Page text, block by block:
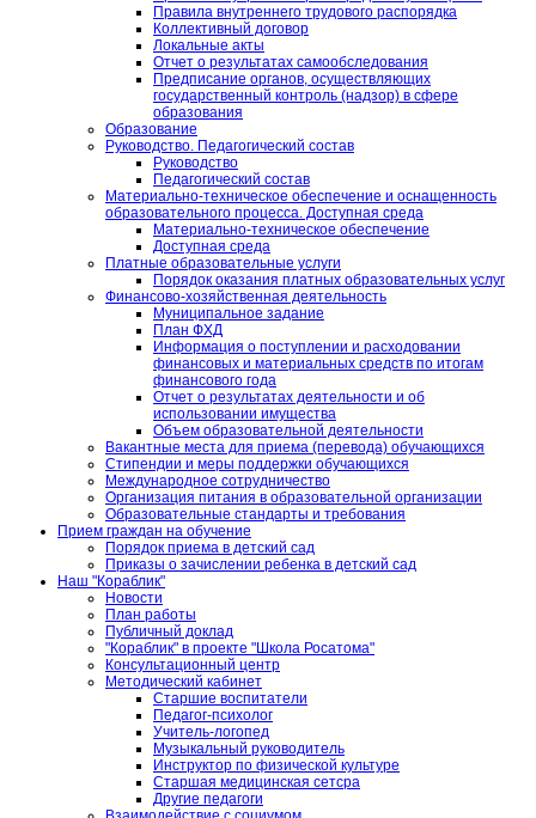
Правила внутреннего трудового распорядка
Коллективный договор
Локальные акты
Отчет о результатах самообследования
Предписание органов, осуществляющих
государственный контроль (надзор) в сфере
образования
Образование
Руководство. Педагогический состав
Руководство
Педагогический состав
Материально-техническое обеспечение и оснащенность
образовательного процесса. Доступная среда
Материально-техническое обеспечение
Доступная среда
Платные образовательные услуги
Порядок оказания платных образовательных услуг
Финансово-хозяйственная деятельность
Муниципальное задание
План ФХД
Информация о поступлении и расходовании
финансовых и материальных средств по итогам
финансового года
Отчет о результатах деятельности и об
использовании имущества
Объем образовательной деятельности
Вакантные места для приема (перевода) обучающихся
Стипендии и меры поддержки обучающихся
Международное сотрудничество
Организация питания в образовательной организации
Образовательные стандарты и требования
Прием граждан на обучение
Порядок приема в детский сад
Приказы о зачислении ребенка в детский сад
Наш "Кораблик"
Новости
План работы
Публичный доклад
"Кораблик" в проекте "Школа Росатома"
Консультационный центр
Методический кабинет
Старшие воспитатели
Педагог-психолог
Учитель-логопед
Музыкальный руководитель
Инструктор по физической культуре
Старшая медицинская сетсра
Другие педагоги